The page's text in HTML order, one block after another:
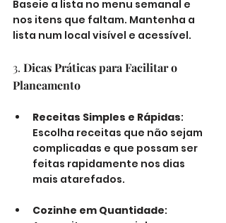
Baseie a lista no menu semanal e
nos itens que faltam. Mantenha a
lista num local visível e acessível.
3. Dicas Práticas para Facilitar o
Planeamento
Receitas Simples e Rápidas:
Escolha receitas que não sejam
complicadas e que possam ser
feitas rapidamente nos dias
mais atarefados.
Cozinhe em Quantidade: